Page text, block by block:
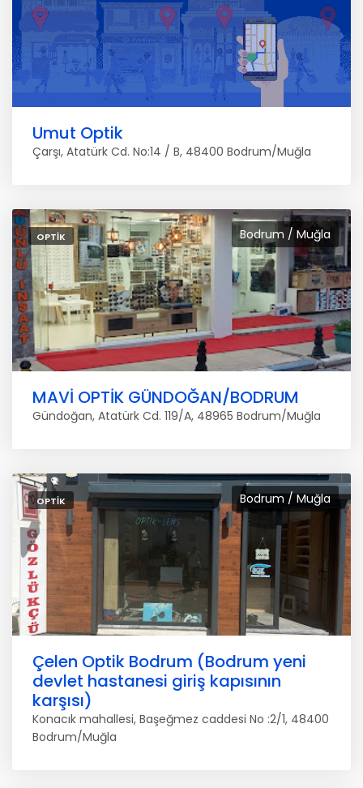
Umut Optik
Çarşı, Atatürk Cd. No:14 / B, 48400 Bodrum/Muğla
Bodrum / Muğla
OPTIK
MAVİ OPTİK GÜNDOĞAN/BODRUM
Gündoğan, Atatürk Cd. 119/A, 48965 Bodrum/Muğla
Bodrum / Muğla
OPTIK
Çelen Optik Bodrum (Bodrum yeni
devlet hastanesi giriş kapısının
karşısı)
Konacık mahallesi, Başeğmez caddesi No :2/1, 48400
Bodrum/Muğla